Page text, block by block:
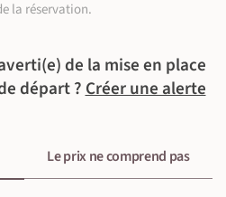
la réservation.
de la mise en place
départ ?Créer une alerte
Le prix ne comprend pas